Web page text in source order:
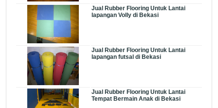
Jual Rubber Flooring Untuk Lantai
lapangan Volly di Bekasi
Jual Rubber Flooring Untuk Lantai
lapangan futsal di Bekasi
Jual Rubber Flooring Untuk Lantai
Tempat Bermain Anak di Bekasi